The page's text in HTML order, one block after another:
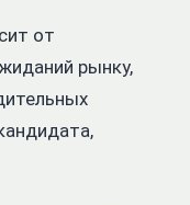
от
рынку,